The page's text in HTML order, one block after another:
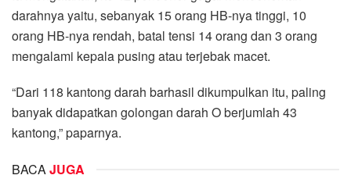
darahnya yaitu, sebanyak 15 orang HB-nya tinggi, 10
orang HB-nya rendah, batal tensi 14 orang dan 3 orang
mengalami kepala pusing atau terjebak macet.
“Dari 118 kantong darah barhasil dikumpulkan itu, paling
banyak didapatkan golongan darah O berjumlah 43
kantong,” paparnya.
BACAJUGA